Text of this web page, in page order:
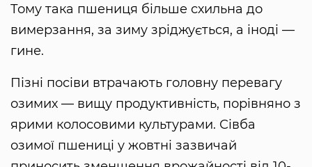
Тому така пшениця більше схильна до
вимерзання, за зиму зріджується, а іноді —
гине.
Пізні посіви втрачають головну перевагу
озимих — вищу продуктивність, порівняно з
ярими колосовими культурами. Сівба
озимої пшениці у жовтні зазвичай